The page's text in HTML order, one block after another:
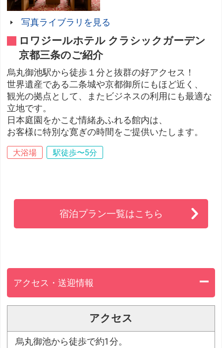
写真ライブラリを見る
ロワジールホテル クラシックガーデン
京都三条のご紹介
烏丸御池駅から徒歩１分と抜群の好アクセス！
世界遺産である二条城や京都御所にもほど近く、
観光の拠点として、またビジネスの利用にも最適な
立地です。
日本庭園をかこむ情緒あふれる館内は、
お客様に特別な寛ぎの時間をご提供いたします。
大浴場 駅徒歩〜5分
宿泊プラン一覧はこちら
アクセス・送迎情報
アクセス
烏丸御池から徒歩で約1分。